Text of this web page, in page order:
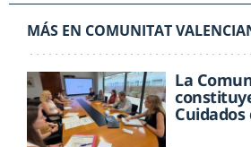
MÁS EN COMUNITAT
La